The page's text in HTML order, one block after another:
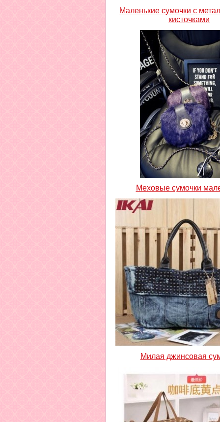
Маленькие сумочки с
кисточками
Меховые сумочки
Милая джинсовая